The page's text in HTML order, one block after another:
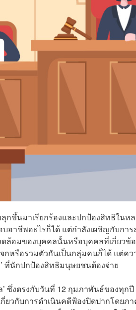
ขึ้นมาเรียกร้องและปกป้องสิทธิในหล
าชีพอะไรก็ได้ แต่กำลังเผชิญกับกา
ล้อมของบุคคลนั้นหรือบุคคลที่เกี่ยวข้
จกหรือรวมตัวกันเป็นกลุ่มคนก็ได้ แต่
ที่นักปกป้องสิทธิมนุษยชนต้องจ่าย
ซึ่งตรงกับวันที่ 12 กุมภาพันธ์ของทุก
กี่ยวกับการดำเนินคดีฟ้องปิดปากโดย